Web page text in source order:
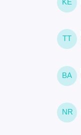
TT
BA
NR